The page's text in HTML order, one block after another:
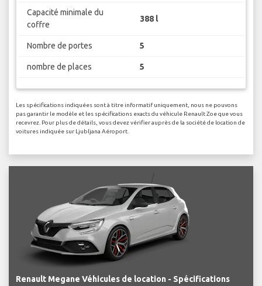
Capacité minimale du
coffre
388 l
Nombre de portes 5
nombre de places 5
Les spécifications indiquées sont à titre informatif uniquement, nous ne pouvons
pas garantir le modèle et les spécifications exacts du véhicule Renault Zoe que vous
recevrez. Pour plus de détails, vous devez vérifier auprès de la société de location de
voitures indiquée sur Ljubljana Aéroport.
Renault Megane Véhicules de location - Spécifications